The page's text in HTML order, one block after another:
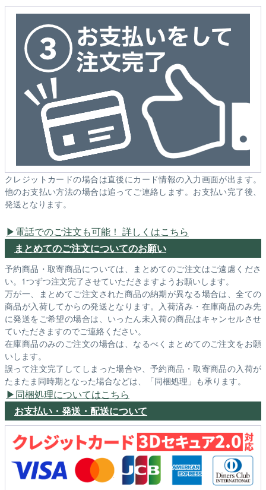
クレジットカードの場合は直後にカード情報の入力画面が出ます。
他のお支払い方法の場合は追ってご連絡します。お支払い完了後、
発送となります。
電話でのご注文も可能！ 詳しくはこちら
まとめてのご注文についてのお願い
予約商品・取寄商品については、まとめてのご注文はご遠慮くださ
い。1つずつ注文完了させていただきますようお願いします。
万が一、まとめてご注文された商品の納期が異なる場合は、全ての
商品が入荷してからの発送となります。入荷済み・在庫商品のみ先
に発送をご希望の場合は、いったん未入荷の商品はキャンセルさせ
ていただきますのでご連絡ください。
在庫商品のみのご注文の場合は、なるべくまとめてのご注文をお願
いします。
誤って注文完了してしまった場合や、予約商品・取寄商品の入荷が
たまたま同時期となった場合などは、「同梱処理」も承ります。
同梱処理についてはこちら
お支払い・発送・配送について